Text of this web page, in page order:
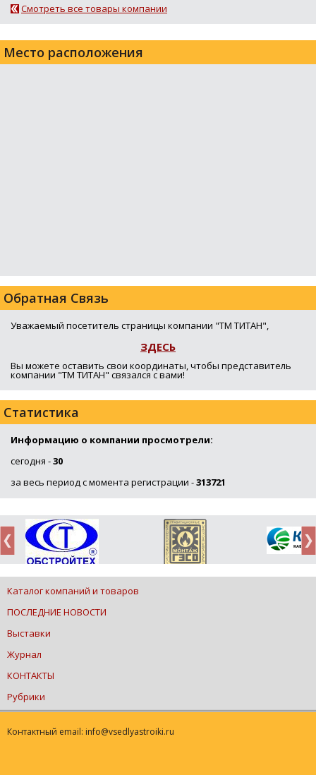
Смотреть все товары компании
Место расположения
Обратная Связь
Уважаемый посетитель страницы компании "ТМ ТИТАН",
ЗДЕСЬ
Вы можете оставить свои координаты, чтобы представитель
компании "ТМ ТИТАН" связался с вами!
Статистика
Информацию о компании просмотрели:
сегодня -30
за весь период с момента регистрации -313721
Каталог компаний и товаров
ПОСЛЕДНИЕ НОВОСТИ
Выставки
Журнал
КОНТАКТЫ
Рубрики
Контактный email: info@vsedlyastroiki.ru